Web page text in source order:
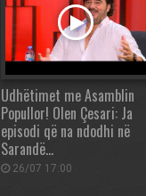
Udhëtimet me Asamblin
Popullor! Olen Çesari: Ja
episodi që na ndodhi në
Sarandë…
26/07 17:00